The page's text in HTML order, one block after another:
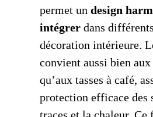
permet un design
intégrer dans
décoration intérieure.
convient aussi bien aux
qu’aux tasses à café,
protection efficace des